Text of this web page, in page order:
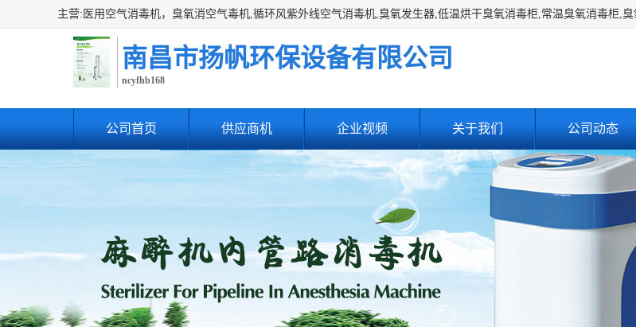
南昌市扬帆环保设备有限公司
ncyfhb168
公司首页 供应商机 企业视频 关于我们 公司动态